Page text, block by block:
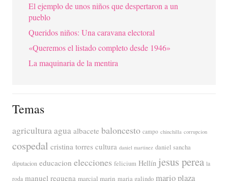
El ejemplo de unos niños que despertaron a un
pueblo
Queridos niños: Una caravana electoral
«Queremos el listado completo desde 1946»
La maquinaria de la mentira
Temas
agriculturaagua albacete baloncesto campo chinchilla corrupcion
cospedal cristina torres cultura daniel martinez daniel sancha
diputacion educacion elecciones felicium Hellín jesus perea la
roda manuel requena marcial marin maria galindo mario plaza